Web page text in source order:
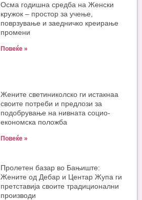
Oсма годишна средба на Женски
кружок – простор за учење,
поврзување и заедничко креирање
промени
Повеќе »
Жените светиниколско ги истакнаа
своите потреби и предлози за
подобрување на нивната социо-
економска положба
Повеќе »
Пролетен базар во Бањиште:
Жените од Дебар и Центар Жупа ги
претставија своите традиционални
производи